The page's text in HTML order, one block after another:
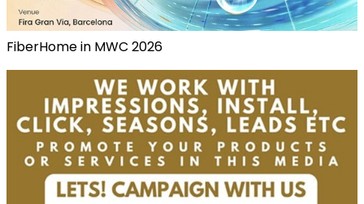
FiberHome in MWC 2026